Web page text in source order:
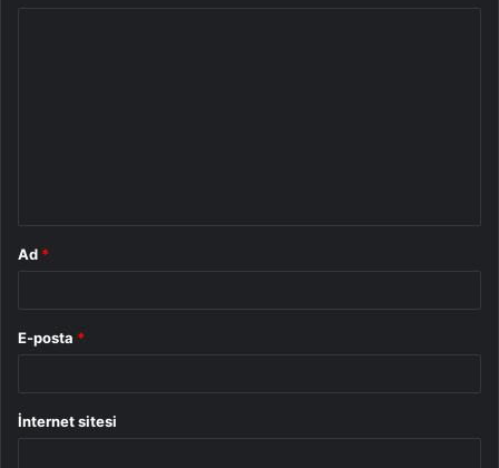
Ad *
E-posta *
İnternet sitesi